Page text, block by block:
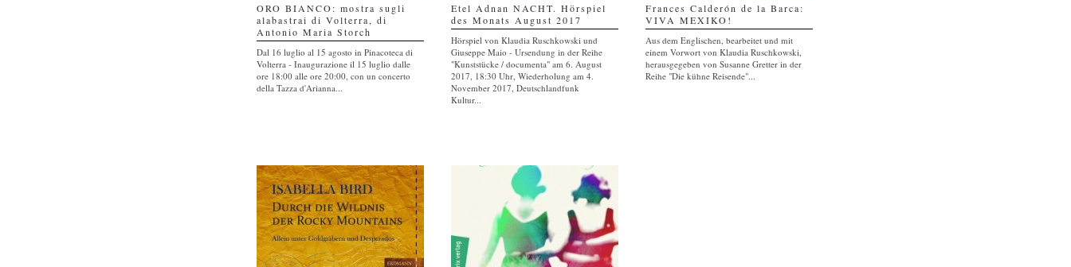
ORO BIANCO: mostra sugli
alabastrai di Volterra, di
Antonio Maria Storch
Dal 16 luglio al 15 agosto in Pinacoteca di
Volterra - Inaugurazione il 15 luglio dalle
ore 18:00 alle ore 20:00, con un concerto
della Tazza d'Arianna...
Etel Adnan NACHT. Hörspiel
des Monats August 2017
Hörspiel von Klaudia Ruschkowski und
Giuseppe Maio - Ursendung in der Reihe
"Kunststücke / documenta" am 6. August
2017, 18:30 Uhr, Wiederholung am 4.
November 2017, Deutschlandfunk
Kultur...
Frances Calderón de la Barca:
VIVA MEXIKO!
Aus dem Englischen, bearbeitet und mit
einem Vorwort von Klaudia Ruschkowski,
herausgegeben von Susanne Gretter in der
Reihe "Die kühne Reisende"...